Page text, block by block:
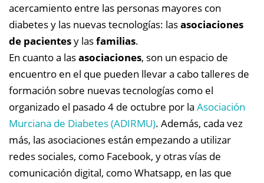
acercamiento entre las personas mayores con
diabetes y las nuevas tecnologías: lasasociaciones
de pacientesy lasfamilias.
En cuanto a lasasociaciones, son un espacio de
encuentro en el que pueden llevar a cabo talleres de
formación sobre nuevas tecnologías como el
organizado el pasado 4 de octubre por la Asociación
Murciana de Diabetes (ADIRMU). Además, cada vez
más, las asociaciones están empezando a utilizar
redes sociales, como Facebook, y otras vías de
comunicación digital, como Whatsapp, en las que